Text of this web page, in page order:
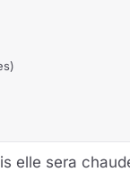
elle sera